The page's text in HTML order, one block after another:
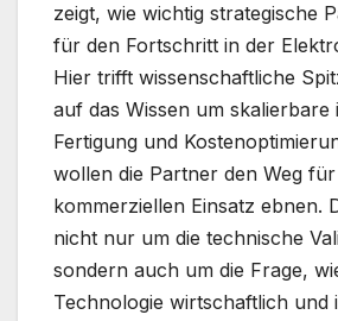
zeigt, wie wichtig strategische
für den Fortschritt in der
Hier trifft wissenschaftliche
auf das Wissen um skalierbare
Fertigung und
wollen die Partner den Weg
kommerziellen Einsatz ebnen.
nicht nur um die technische
sondern auch um die Frage,
Technologie wirtschaftlich und